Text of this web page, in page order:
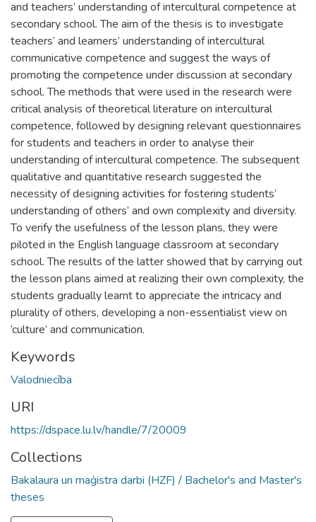
and teachers’ understanding of intercultural competence at
secondary school. The aim of the thesis is to investigate
teachers’ and learners’ understanding of intercultural
communicative competence and suggest the ways of
promoting the competence under discussion at secondary
school. The methods that were used in the research were
critical analysis of theoretical literature on intercultural
competence, followed by designing relevant questionnaires
for students and teachers in order to analyse their
understanding of intercultural competence. The subsequent
qualitative and quantitative research suggested the
necessity of designing activities for fostering students’
understanding of others’ and own complexity and diversity.
To verify the usefulness of the lesson plans, they were
piloted in the English language classroom at secondary
school. The results of the latter showed that by carrying out
the lesson plans aimed at realizing their own complexity, the
students gradually learnt to appreciate the intricacy and
plurality of others, developing a non-essentialist view on
‘culture’ and communication.
Keywords
Valodniecība
URI
https://dspace.lu.lv/handle/7/20009
Collections
Bakalaura un maģistra darbi (HZF) / Bachelor's and Master's
theses